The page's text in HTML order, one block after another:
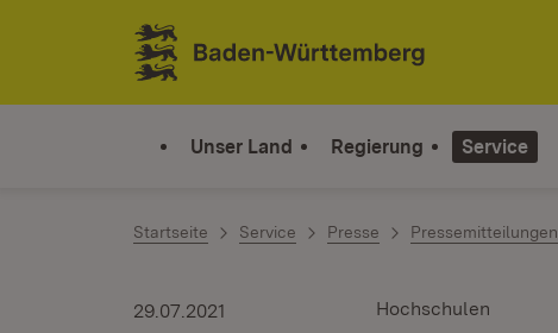
Zum Inhalt springen
Link zur Startseite
Unser Land Regierung Service
Startseite Service Presse Pressemitteilungen
Hochschulen
29.07.2021